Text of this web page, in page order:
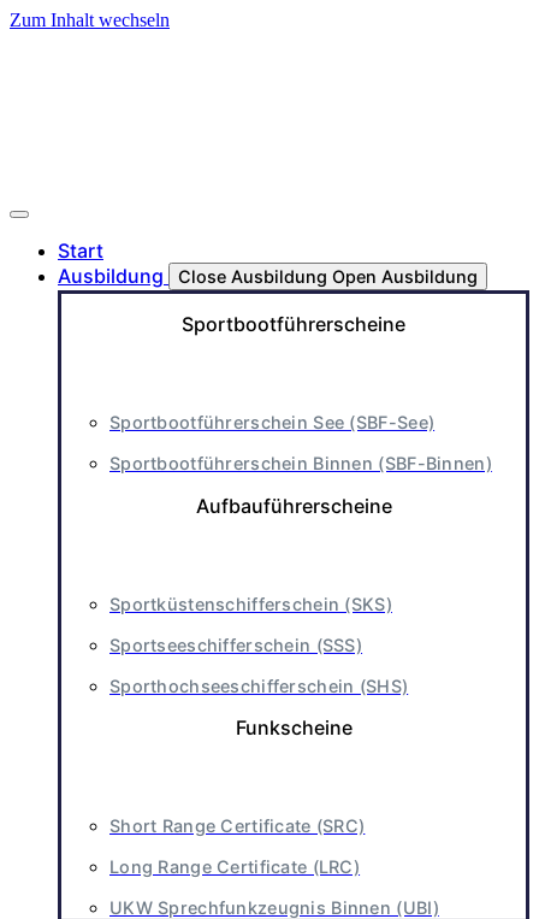
Zum Inhalt wechseln
Start
Ausbildung
Close Ausbildung Open Ausbildung
Sportbootführerscheine
Sportbootführerschein See (SBF-See)
Sportbootführerschein Binnen (SBF-Binnen)
Aufbauführerscheine
Sportküstenschifferschein (SKS)
Sportseeschifferschein (SSS)
Sporthochseeschifferschein (SHS)
Funkscheine
Short Range Certificate (SRC)
Long Range Certificate (LRC)
UKW Sprechfunkzeugnis Binnen (UBI)